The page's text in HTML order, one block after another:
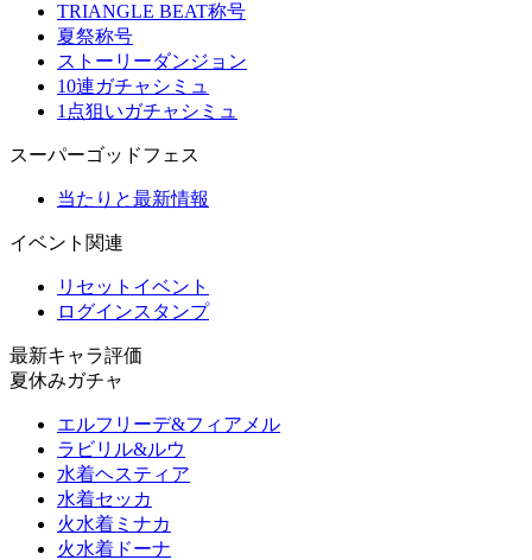
TRIANGLE BEAT称号
夏祭称号
ストーリーダンジョン
10連ガチャシミュ
1点狙いガチャシミュ
スーパーゴッドフェス
当たりと最新情報
イベント関連
リセットイベント
ログインスタンプ
最新キャラ評価
夏休みガチャ
エルフリーデ&フィアメル
ラビリル&ルウ
水着ヘスティア
水着セッカ
火水着ミナカ
火水着ドーナ